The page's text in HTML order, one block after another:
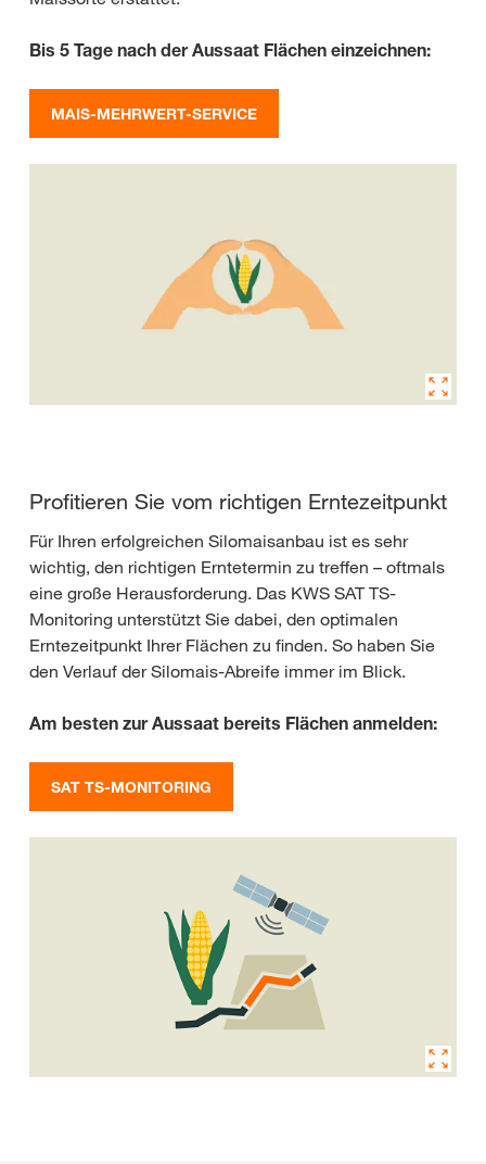
Bis 5 Tage nach der Aussaat Flächen einzeichnen:
MAIS-MEHRWERT-SERVICE
Profitieren Sie vom richtigen Erntezeitpunkt
Für Ihren erfolgreichen Silomaisanbau ist es sehr
wichtig, den richtigen Erntetermin zu treffen – oftmals
eine große Herausforderung. Das KWS SAT TS-
Monitoring unterstützt Sie dabei, den optimalen
Erntezeitpunkt Ihrer Flächen zu finden. So haben Sie
den Verlauf der Silomais-Abreife immer im Blick.
Am besten zur Aussaat bereits Flächen anmelden:
SAT TS-MONITORING